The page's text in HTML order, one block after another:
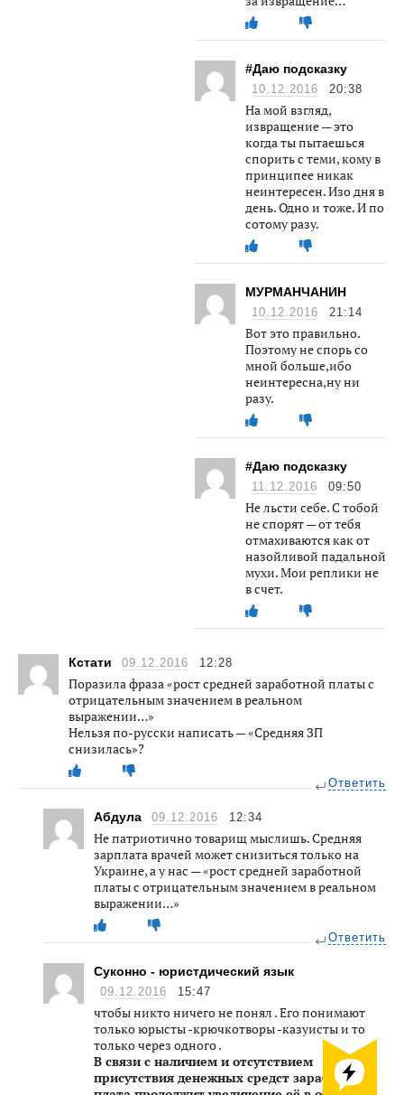
#Даю подсказку
10.12.2016 20:38
На мой взгляд,
извращение — это
когда ты пытаешься
спорить с теми, кому в
принципее никак
неинтересен. Изо дня в
день. Одно и тоже. И по
сотому разу.
МУРМАНЧАНИН
10.12.2016 21:14
Вот это правильно.
Поэтому не спорь со
мной больше,ибо
неинтересна,ну ни
разу.
#Даю подсказку
11.12.2016 09:50
Не льсти себе. С тобой
не спорят — от тебя
отмахиваются как от
назойливой падальной
мухи. Мои реплики не
в счет.
Кстати 09.12.2016 12:28
Поразила фраза «рост средней заработной платы с
отрицательным значением в реальном
выражении…»
Нельзя по-русски написать — «Средняя ЗП
снизилась»?
Ответить
Абдула 09.12.2016 12:34
Не патриотично товарищ мыслишь. Средняя
зарплата врачей может снизиться только на
Украине, а у нас — «рост средней заработной
платы с отрицательным значением в реальном
выражении…»
Ответить
Суконно - юристдический язык
09.12.2016 15:47
чтобы никто ничего не понял . Его понимают
только юрысты -крючкотворы -казуисты и то
только через одного .
В связи с наличием и отсутствием
присутствия денежных средст заработная